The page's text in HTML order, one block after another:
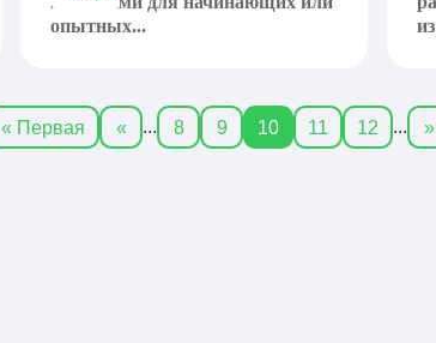
опытных...
« Первая « ... 8 9 10 11 12 ... »